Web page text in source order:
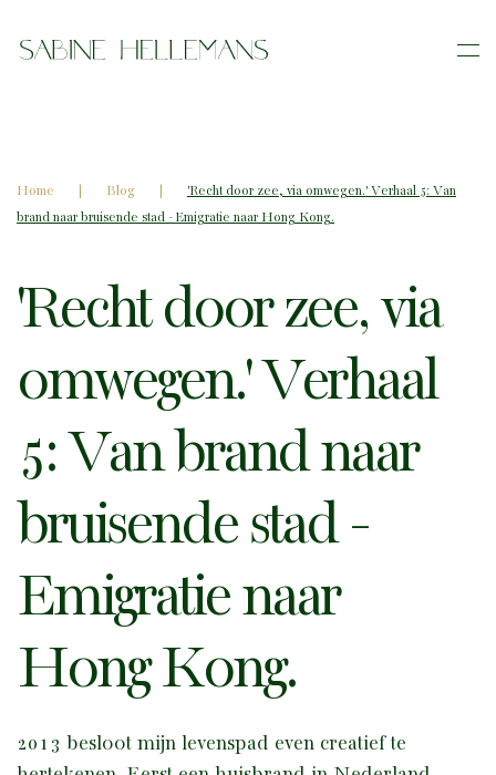
Skip
Home Blog
'Recht door zee, via omwegen.' Verhaal 5: Van
brand naar bruisende stad - Emigratie naar Hong Kong.
'Recht door zee, via
omwegen.' Verhaal
5: Van brand naar
bruisende stad -
Emigratie naar
Hong Kong.
2013 besloot mijn levenspad even creatief te